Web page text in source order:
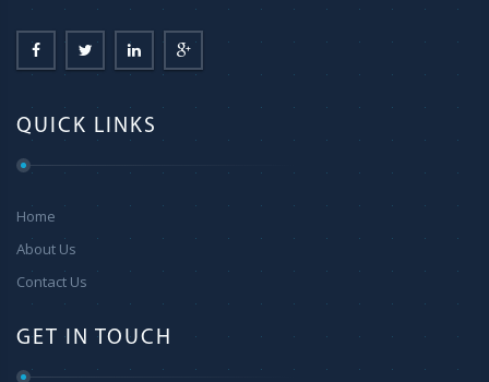
QUICK LINKS
Home
About Us
Contact Us
GET IN TOUCH